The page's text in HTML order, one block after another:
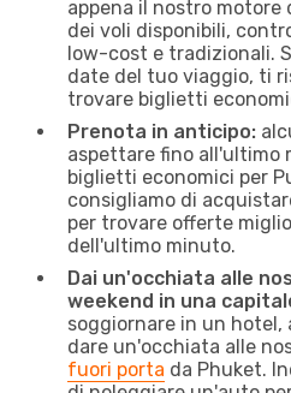
appena il nostro
dei voli disponibili,
low-cost e tradizionali.
date del tuo viaggio, ti
trovare biglietti
Prenota in anticipo:
aspettare fino all'ultimo
biglietti economici per
consigliamo di
per trovare offerte
dell'ultimo minuto.
Dai un'occhiata alle
weekend in una
soggiornare in un hotel,
dare un'occhiata alle
fuori porta da Phuket.